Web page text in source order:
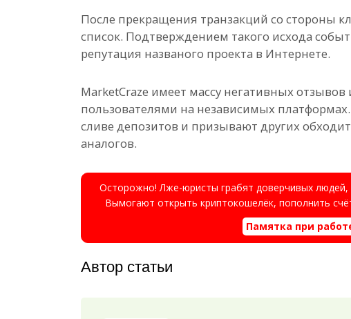
После прекращения транзакций со стороны
список. Подтверждением такого исхода
репутация названого проекта в Интернете.
MarketCraze имеет массу негативных
пользователями на независимых
сливе депозитов и призывают других
аналогов.
Осторожно! Лже-юристы грабят доверчивых
Вымогают открыть криптокошелёк, пополнить
Памятка при
Автор статьи